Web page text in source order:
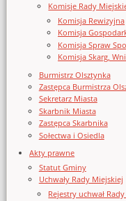
Komisje Rady
Komisja Rewizyjna
Komisja
Komisja Spraw
Komisja Skarg,
Burmistrz Olsztynka
Zastępca Burmistrza
Sekretarz Miasta
Skarbnik Miasta
Zastępca Skarbnika
Sołectwa i Osiedla
Akty prawne
Statut Gminy
Uchwały Rady Miejskiej
Rejestry uchwał